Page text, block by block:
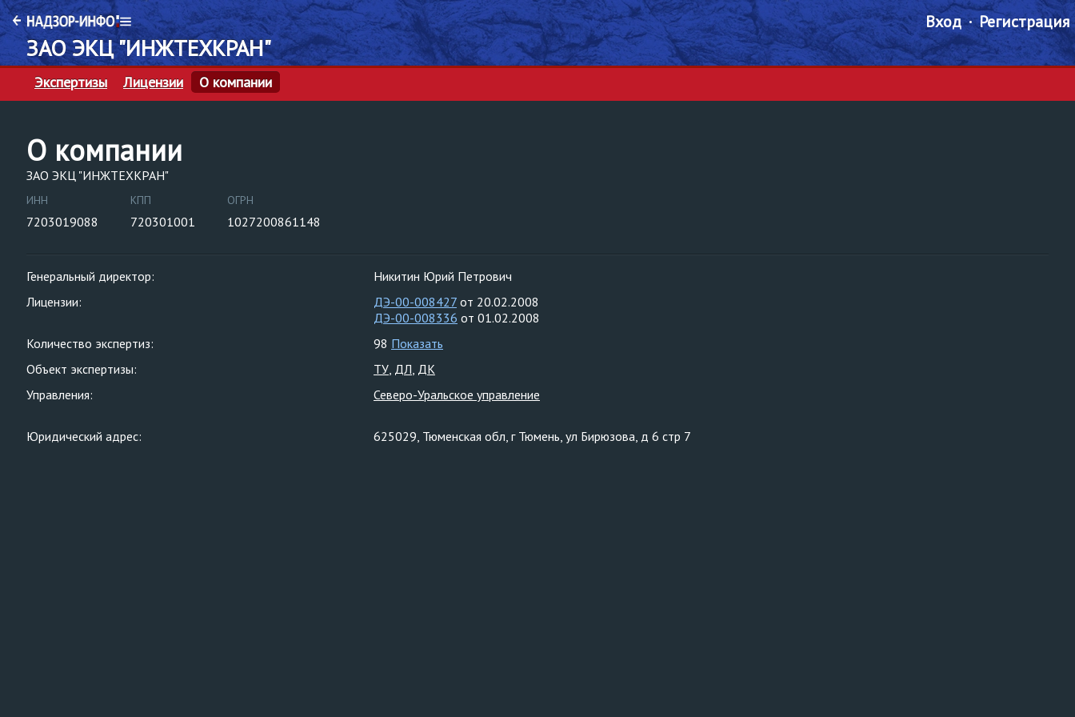
ЗАО ЭКЦ "ИНЖТЕХКРАН"
Вход Регистрация
Экспертизы Лицензии О компании
О компании
ЗАО ЭКЦ "ИНЖТЕХКРАН"
ИНН
7203019088
КПП
720301001
ОГРН
1027200861148
Генеральный директор:
Никитин Юрий Петрович
Лицензии:
ДЭ-00-008427 от 20.02.2008
ДЭ-00-008336 от 01.02.2008
Количество экспертиз:
98 Показать
Объект экспертизы:
ТУ ДЛ ДК
Управления:
Северо-Уральское управление
Юридический адрес: 625029, Тюменская обл, г Тюмень, ул Бирюзова, д 6 стр 7